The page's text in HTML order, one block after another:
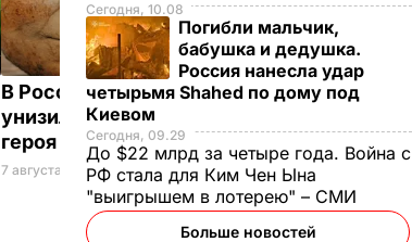
В России жестоко
унизили любимого
героя Путина
7 августа, 23.32БУЛЬВАР
"Димка был вроде
сбухался". В сеть
попали снимки
Кабаевой с
Медведевым
Сегодня, 10.08
Погибли мальчик,
бабушка и дедушка.
Россия нанесла удар
четырьмя Shahed по дому под
Киевом
Сегодня, 09.29
До $22 млрд за четыре года. Война с
РФ стала для Ким Чен Ына
"выигрышем в лотерею" – СМИ
Больше новостей